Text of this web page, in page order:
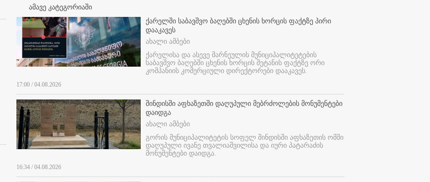
ამავე კატეგორიაში
ქარელში საბავშვო ბაღებში ცხენის ხორცის ფაქტზე პირი
დააკავეს
ახალი ამბები
ქარელისა და ასევე მარნეულის მუნიციპალიტეტების
საბავშვო ბაღებში ცხენის ხორცის შეტანის ფაქტზე ორი
კომპანიის კომერციული დირექტორები დააკავეს.
17:00 / 04.08.2026
შინდისში აფხაზეთში დაღუპული მებრძოლების მონუმენტები
დაიდგა
ახალი ამბები
გორის მუნიციპალიტეტის სოფელ შინდისში აფხაზეთის ომში
დაღუპული ივანე თვალიაშვილისა და იური პატარაძის
მონუმენტები დაიდგა.
16:34 / 04.08.2026